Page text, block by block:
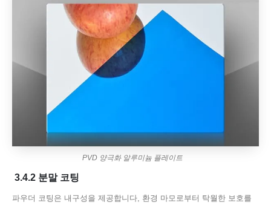
PVD 양극화 알루미늄 플레이트
3.4.2 분말 코팅
파우더 코팅은 내구성을 제공합니다, 환경 마모로부터 탁월한 보호를